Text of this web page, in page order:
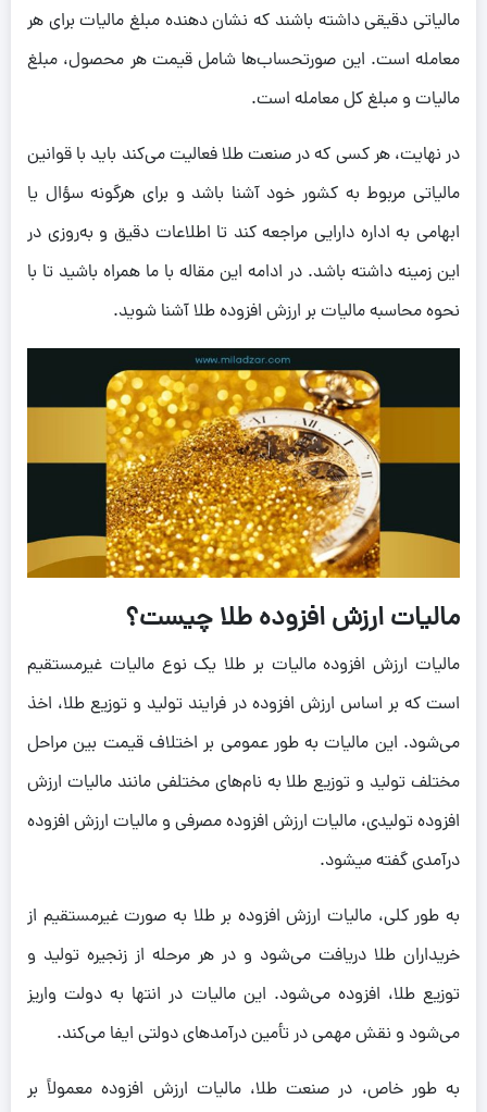
مالیاتی دقیقی داشته باشند که نشان دهنده مبلغ مالیات برای هر
معامله است. این صورتحساب‌ها شامل قیمت هر محصول، مبلغ
مالیات و مبلغ کل معامله است.
در نهایت، هر کسی که در صنعت طلا فعالیت می‌کند باید با قوانین
مالیاتی مربوط به کشور خود آشنا باشد و برای هرگونه سؤال یا
ابهامی به اداره دارایی مراجعه کند تا اطلاعات دقیق و به‌روزی در
این زمینه داشته باشد. در ادامه این مقاله با ما همراه باشید تا با
نحوه محاسبه مالیات بر ارزش افزوده طلا آشنا شوید.
مالیات ارزش افزوده طلا چیست؟
مالیات ارزش افزوده مالیات بر طلا یک نوع مالیات غیرمستقیم
است که بر اساس ارزش افزوده‌ در فرایند تولید و توزیع طلا، اخذ
می‌شود. این مالیات به طور عمومی بر اختلاف قیمت بین مراحل
مختلف تولید و توزیع طلا به نام‌های مختلفی مانند مالیات ارزش
افزوده تولیدی، مالیات ارزش افزوده مصرفی و مالیات ارزش افزوده
درآمدی گفته میشود.
به طور کلی، مالیات ارزش افزوده بر طلا به صورت غیرمستقیم از
خریداران طلا دریافت می‌شود و در هر مرحله از زنجیره تولید و
توزیع طلا، افزوده می‌شود. این مالیات در انتها به دولت واریز
می‌شود و نقش مهمی در تأمین درآمدهای دولتی ایفا می‌کند.
به طور خاص، در صنعت طلا، مالیات ارزش افزوده معمولاً بر